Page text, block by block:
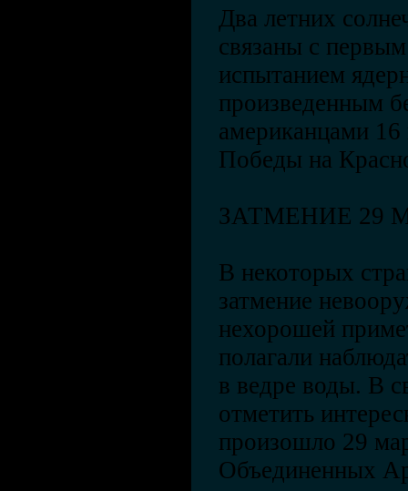
Два летних
связаны с
испытанием
произведенным
американцами
Победы на
ЗАТМЕНИЕ 29
В некоторых
затмение
нехорошей
полагали
в ведре воды. В
отметить
произошло 29
Объединенных